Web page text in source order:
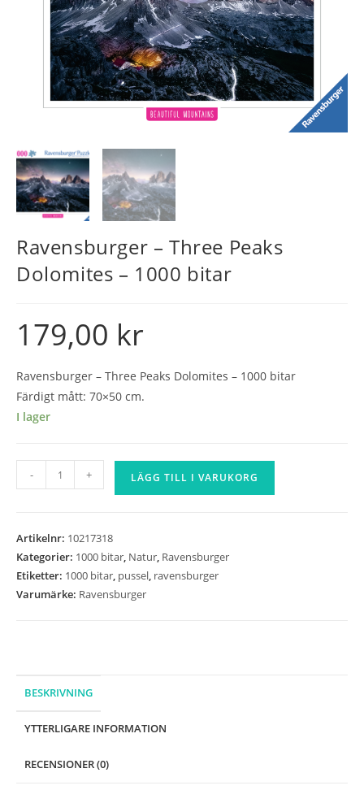
Ravensburger – Three Peaks
Dolomites – 1000 bitar
179,00 kr
Ravensburger – Three Peaks Dolomites – 1000 bitar
Färdigt mått: 70×50 cm.
I lager
Ravensburger
-
Peaks
Dolomites
-
1000
- + LÄGG TILL I VARUKORG
Artikelnr: 10217318
Kategorier: 1000 bitar, Natur, Ravensburger
Etiketter: 1000 bitar, pussel, ravensburger
Varumärke: Ravensburger
BESKRIVNING
YTTERLIGARE INFORMATION
RECENSIONER (0)